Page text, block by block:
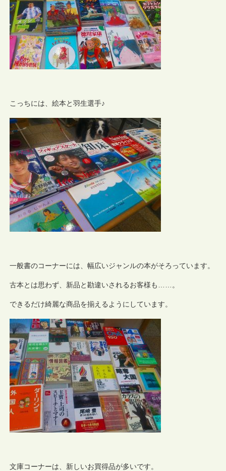
こっちには、絵本と羽生選手♪
一般書のコーナーには、幅広いジャンルの本がそろっています。
古本とは思わず、新品と勘違いされるお客様も……。
できるだけ綺麗な商品を揃えるようにしています。
文庫コーナーは、新しいお買得品が多いです。